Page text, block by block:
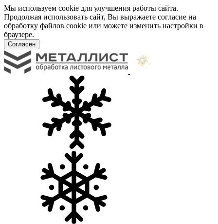
Мы используем cookie для улучшения работы сайта.
Продолжая использовать сайт, Вы выражаете согласие на
обработку файлов cookie или можете изменить настройки в
браузере.
Согласен